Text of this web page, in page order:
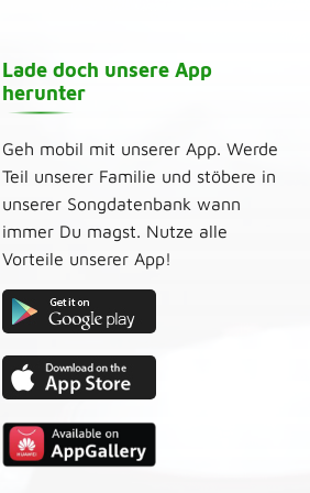
Lade doch unsere App
herunter
Geh mobil mit unserer App. Werde
Teil unserer Familie und stöbere in
unserer Songdatenbank wann
immer Du magst. Nutze alle
Vorteile unserer App!